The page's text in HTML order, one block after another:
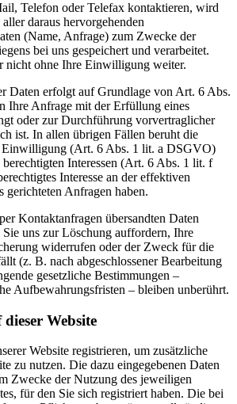
Telefon oder Telefax kontaktieren, wird
daraus hervorgehenden
(Name, Anfrage) zum Zwecke der
bei uns gespeichert und verarbeitet.
nicht ohne Ihre Einwilligung weiter.
Daten erfolgt auf Grundlage von Art. 6 Abs.
Ihre Anfrage mit der Erfüllung eines
oder zur Durchführung vorvertraglicher
ist. In allen übrigen Fällen beruht die
Einwilligung (Art. 6 Abs. 1 lit. a DSGVO)
berechtigten Interessen (Art. 6 Abs. 1 lit. f
Interesse an der effektiven
gerichteten Anfragen haben.
Kontaktanfragen übersandten Daten
uns zur Löschung auffordern, Ihre
widerrufen oder der Zweck für die
(z. B. nach abgeschlossener Bearbeitung
gesetzliche Bestimmungen –
Aufbewahrungsfristen – bleiben unberührt.
Website
Website registrieren, um zusätzliche
zu nutzen. Die dazu eingegebenen Daten
Zwecke der Nutzung des jeweiligen
für den Sie sich registriert haben. Die bei